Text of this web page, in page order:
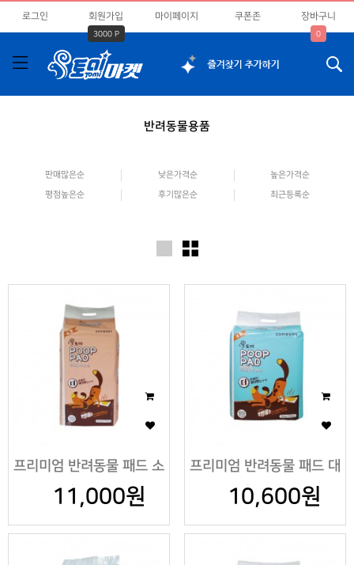
로그인 회원가입
3000 P
마이페이지 쿠폰존 장바구니
0
반려동물용품
판매많은순 낮은가격순 높은가격순
평점높은순 후기많은순 최근등록순
프리미엄 반려동물 패드 소
형60매
11,000원
프리미엄 반려동물 패드 대
형30매
10,600원